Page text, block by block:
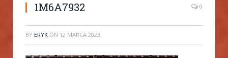
1M6A7932 0
BY ERYK ON 12 MARCA 2023